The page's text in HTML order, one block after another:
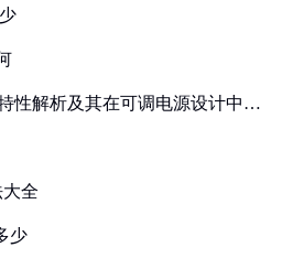
性解析及其在可调电源设计中的
全
少